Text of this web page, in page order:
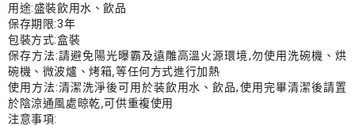
用途:盛裝飲用水、飲品
保存期限:3年
包裝方式:盒裝
保存方法:請避免陽光曝霸及遠雕高溫火源環境,勿使用洗碗機、烘
碗機、微波爐、烤箱,等任何方式進行加熱
使用方法:清潔洗淨後可用於装飲用水、飲品,使用完畢清潔後請置
於陰涼通風處晾乾,可供重複使用
注意事項: